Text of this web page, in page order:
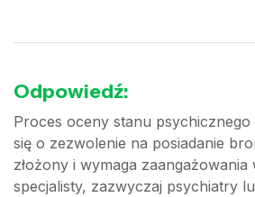
Odpowiedź:
Proces oceny stanu psychicznego
się o zezwolenie na posiadanie
złożony i wymaga
specjalisty, zazwyczaj psychiatry